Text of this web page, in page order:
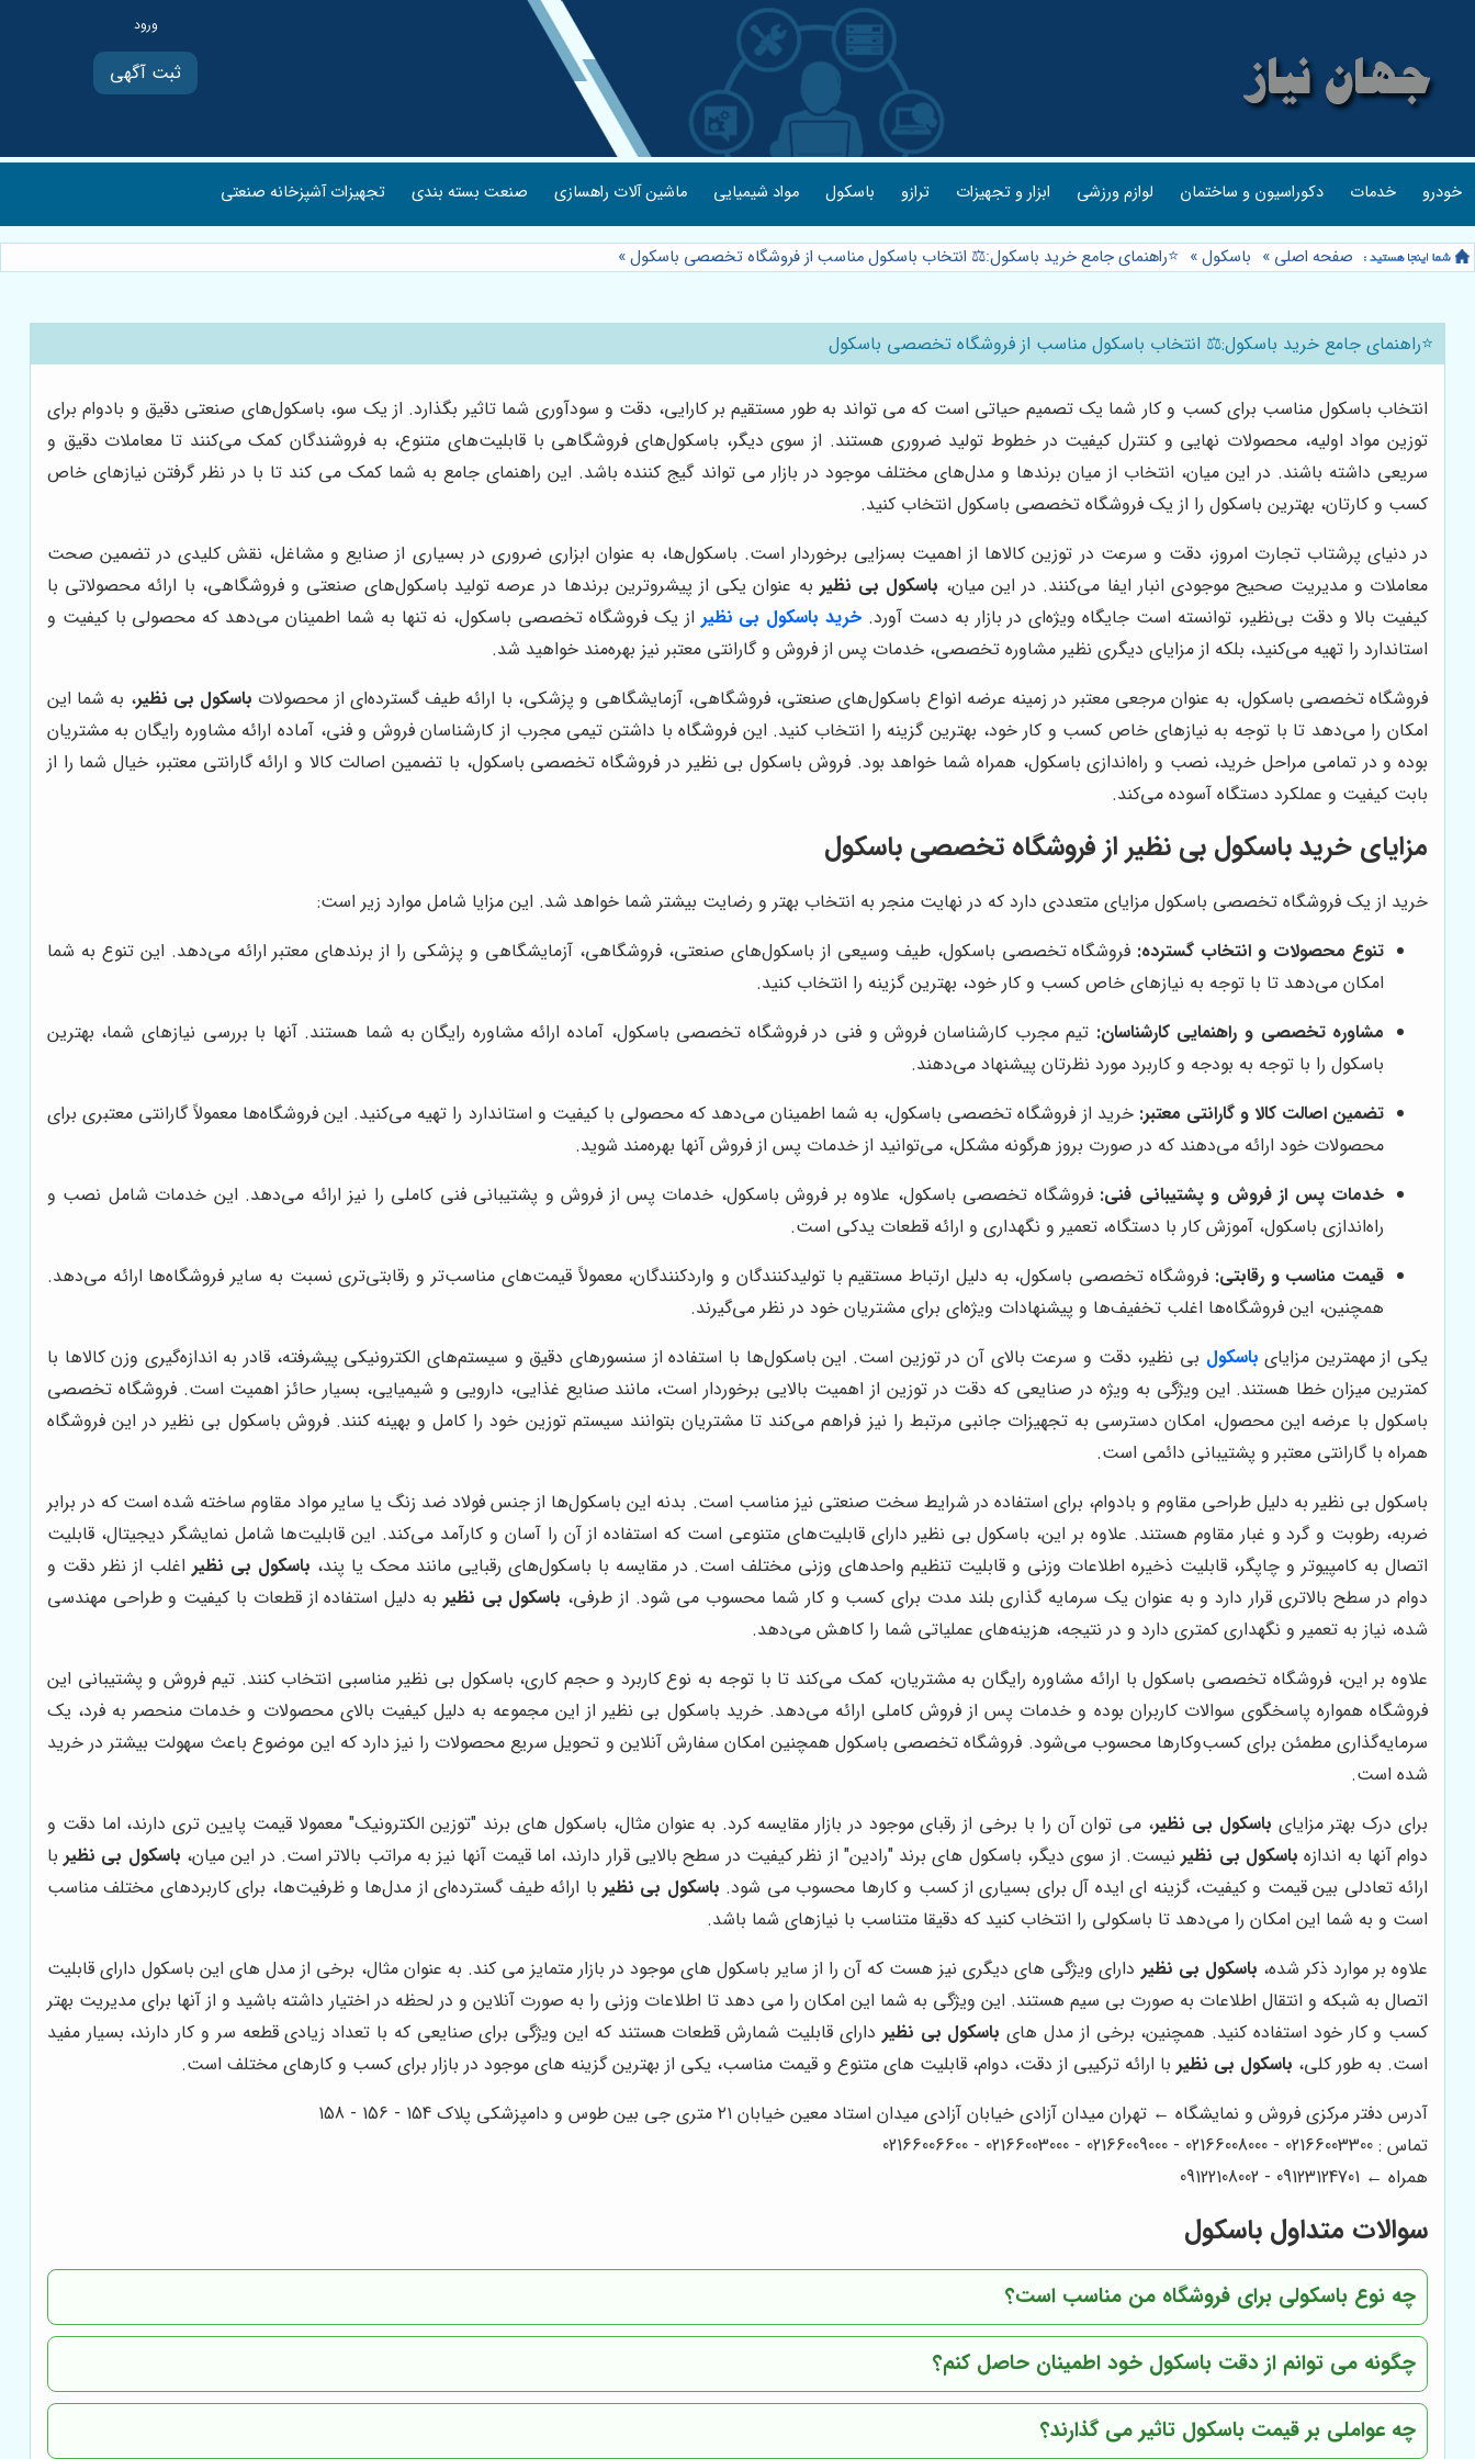
ثبت آگهی
خودرو خدمات دکوراسیون و ساختمان لوازم ورزشی ابزار و تجهیزات ترازو باسکول مواد شیمیایی ماشین آلات راهسازی صنعت بسته بندی تجهیزات آشپزخانه صنعتی
صفحه اصلی » باسکول» ⭐️راهنمای جامع خرید باسکول:⚖️ انتخاب باسکول مناسب از فروشگاه تخصصی باسکول»
⭐️راهنمای جامع خرید باسکول:⚖️ انتخاب باسکول مناسب از فروشگاه تخصصی باسکول
انتخاب باسکول مناسب برای کسب و کار شما یک تصمیم حیاتی است که می تواند به طور مستقیم بر کارایی، دقت و سودآوری شما تاثیر بگذارد. از یک سو، باسکول‌های صنعتی دقیق و بادوام برای
توزین مواد اولیه، محصولات نهایی و کنترل کیفیت در خطوط تولید ضروری هستند. از سوی دیگر، باسکول‌های فروشگاهی با قابلیت‌های متنوع، به فروشندگان کمک می‌کنند تا معاملات دقیق و
سریعی داشته باشند. در این میان، انتخاب از میان برندها و مدل‌های مختلف موجود در بازار می تواند گیج کننده باشد. این راهنمای جامع به شما کمک می کند تا با در نظر گرفتن نیازهای خاص
کسب و کارتان، بهترین باسکول را از یک فروشگاه تخصصی باسکول انتخاب کنید.
در دنیای پرشتاب تجارت امروز، دقت و سرعت در توزین کالاها از اهمیت بسزایی برخوردار است. باسکول‌ها، به عنوان ابزاری ضروری در بسیاری از صنایع و مشاغل، نقش کلیدی در تضمین صحت
معاملات و مدیریت صحیح موجودی انبار ایفا می‌کنند. در این میان، باسکول بی نظیر به عنوان یکی از پیشروترین برندها در عرصه تولید باسکول‌های صنعتی و فروشگاهی، با ارائه محصولاتی با
کیفیت بالا و دقت بی‌نظیر، توانسته است جایگاه ویژه‌ای در بازار به دست آورد. خرید باسکول بی نظیر از یک فروشگاه تخصصی باسکول، نه تنها به شما اطمینان می‌دهد که محصولی با کیفیت و
استاندارد را تهیه می‌کنید، بلکه از مزایای دیگری نظیر مشاوره تخصصی، خدمات پس از فروش و گارانتی معتبر نیز بهره‌مند خواهید شد.
فروشگاه تخصصی باسکول، به عنوان مرجعی معتبر در زمینه عرضه انواع باسکول‌های صنعتی، فروشگاهی، آزمایشگاهی و پزشکی، با ارائه طیف گسترده‌ای از محصولات باسکول بی نظیر، به شما این
امکان را می‌دهد تا با توجه به نیازهای خاص کسب و کار خود، بهترین گزینه را انتخاب کنید. این فروشگاه با داشتن تیمی مجرب از کارشناسان فروش و فنی، آماده ارائه مشاوره رایگان به مشتریان
بوده و در تمامی مراحل خرید، نصب و راه‌اندازی باسکول، همراه شما خواهد بود. فروش باسکول بی نظیر در فروشگاه تخصصی باسکول، با تضمین اصالت کالا و ارائه گارانتی معتبر، خیال شما را از
بابت کیفیت و عملکرد دستگاه آسوده می‌کند.
مزایای خرید باسکول بی نظیر از فروشگاه تخصصی باسکول
خرید از یک فروشگاه تخصصی باسکول مزایای متعددی دارد که در نهایت منجر به انتخاب بهتر و رضایت بیشتر شما خواهد شد. این مزایا شامل موارد زیر است:
تنوع محصولات و انتخاب گسترده: فروشگاه تخصصی باسکول، طیف وسیعی از باسکول‌های صنعتی، فروشگاهی، آزمایشگاهی و پزشکی را از برندهای معتبر ارائه می‌دهد. این تنوع به شما
امکان می‌دهد تا با توجه به نیازهای خاص کسب و کار خود، بهترین گزینه را انتخاب کنید.
مشاوره تخصصی و راهنمایی کارشناسان: تیم مجرب کارشناسان فروش و فنی در فروشگاه تخصصی باسکول، آماده ارائه مشاوره رایگان به شما هستند. آنها با بررسی نیازهای شما، بهترین
باسکول را با توجه به بودجه و کاربرد مورد نظرتان پیشنهاد می‌دهند.
تضمین اصالت کالا و گارانتی معتبر: خرید از فروشگاه تخصصی باسکول، به شما اطمینان می‌دهد که محصولی با کیفیت و استاندارد را تهیه می‌کنید. این فروشگاه‌ها معمولاً گارانتی معتبری برای
محصولات خود ارائه می‌دهند که در صورت بروز هرگونه مشکل، می‌توانید از خدمات پس از فروش آنها بهره‌مند شوید.
خدمات پس از فروش و پشتیبانی فنی: فروشگاه تخصصی باسکول، علاوه بر فروش باسکول، خدمات پس از فروش و پشتیبانی فنی کاملی را نیز ارائه می‌دهد. این خدمات شامل نصب و
راه‌اندازی باسکول، آموزش کار با دستگاه، تعمیر و نگهداری و ارائه قطعات یدکی است.
قیمت مناسب و رقابتی: فروشگاه تخصصی باسکول، به دلیل ارتباط مستقیم با تولیدکنندگان و واردکنندگان، معمولاً قیمت‌های مناسب‌تر و رقابتی‌تری نسبت به سایر فروشگاه‌ها ارائه می‌دهد.
همچنین، این فروشگاه‌ها اغلب تخفیف‌ها و پیشنهادات ویژه‌ای برای مشتریان خود در نظر می‌گیرند.
یکی از مهمترین مزایای باسکول بی نظیر، دقت و سرعت بالای آن در توزین است. این باسکول‌ها با استفاده از سنسورهای دقیق و سیستم‌های الکترونیکی پیشرفته، قادر به اندازه‌گیری وزن کالاها با
کمترین میزان خطا هستند. این ویژگی به ویژه در صنایعی که دقت در توزین از اهمیت بالایی برخوردار است، مانند صنایع غذایی، دارویی و شیمیایی، بسیار حائز اهمیت است. فروشگاه تخصصی
باسکول با عرضه این محصول، امکان دسترسی به تجهیزات جانبی مرتبط را نیز فراهم می‌کند تا مشتریان بتوانند سیستم توزین خود را کامل و بهینه کنند. فروش باسکول بی نظیر در این فروشگاه
همراه با گارانتی معتبر و پشتیبانی دائمی است.
باسکول بی نظیر به دلیل طراحی مقاوم و بادوام، برای استفاده در شرایط سخت صنعتی نیز مناسب است. بدنه این باسکول‌ها از جنس فولاد ضد زنگ یا سایر مواد مقاوم ساخته شده است که در برابر
ضربه، رطوبت و گرد و غبار مقاوم هستند. علاوه بر این، باسکول بی نظیر دارای قابلیت‌های متنوعی است که استفاده از آن را آسان و کارآمد می‌کند. این قابلیت‌ها شامل نمایشگر دیجیتال، قابلیت
اتصال به کامپیوتر و چاپگر، قابلیت ذخیره اطلاعات وزنی و قابلیت تنظیم واحدهای وزنی مختلف است. در مقایسه با باسکول‌های رقبایی مانند محک یا پند، باسکول بی نظیر اغلب از نظر دقت و
دوام در سطح بالاتری قرار دارد و به عنوان یک سرمایه گذاری بلند مدت برای کسب و کار شما محسوب می شود. از طرفی، باسکول بی نظیر به دلیل استفاده از قطعات با کیفیت و طراحی مهندسی
شده، نیاز به تعمیر و نگهداری کمتری دارد و در نتیجه، هزینه‌های عملیاتی شما را کاهش می‌دهد.
علاوه بر این، فروشگاه تخصصی باسکول با ارائه مشاوره رایگان به مشتریان، کمک می‌کند تا با توجه به نوع کاربرد و حجم کاری، باسکول بی نظیر مناسبی انتخاب کنند. تیم فروش و پشتیبانی این
فروشگاه همواره پاسخگوی سوالات کاربران بوده و خدمات پس از فروش کاملی ارائه می‌دهد. خرید باسکول بی نظیر از این مجموعه به دلیل کیفیت بالای محصولات و خدمات منحصر به فرد، یک
سرمایه‌گذاری مطمئن برای کسب‌وکارها محسوب می‌شود. فروشگاه تخصصی باسکول همچنین امکان سفارش آنلاین و تحویل سریع محصولات را نیز دارد که این موضوع باعث سهولت بیشتر در خرید
شده است.
برای درک بهتر مزایای باسکول بی نظیر، می توان آن را با برخی از رقبای موجود در بازار مقایسه کرد. به عنوان مثال، باسکول های برند "توزین الکترونیک" معمولا قیمت پایین تری دارند، اما دقت و
دوام آنها به اندازه باسکول بی نظیر نیست. از سوی دیگر، باسکول های برند "رادین" از نظر کیفیت در سطح بالایی قرار دارند، اما قیمت آنها نیز به مراتب بالاتر است. در این میان، باسکول بی نظیر با
ارائه تعادلی بین قیمت و کیفیت، گزینه ای ایده آل برای بسیاری از کسب و کارها محسوب می شود. باسکول بی نظیر با ارائه طیف گسترده‌ای از مدل‌ها و ظرفیت‌ها، برای کاربردهای مختلف مناسب
است و به شما این امکان را می‌دهد تا باسکولی را انتخاب کنید که دقیقا متناسب با نیازهای شما باشد.
علاوه بر موارد ذکر شده، باسکول بی نظیر دارای ویژگی های دیگری نیز هست که آن را از سایر باسکول های موجود در بازار متمایز می کند. به عنوان مثال، برخی از مدل های این باسکول دارای قابلیت
اتصال به شبکه و انتقال اطلاعات به صورت بی سیم هستند. این ویژگی به شما این امکان را می دهد تا اطلاعات وزنی را به صورت آنلاین و در لحظه در اختیار داشته باشید و از آنها برای مدیریت بهتر
کسب و کار خود استفاده کنید. همچنین، برخی از مدل های باسکول بی نظیر دارای قابلیت شمارش قطعات هستند که این ویژگی برای صنایعی که با تعداد زیادی قطعه سر و کار دارند، بسیار مفید
است. به طور کلی، باسکول بی نظیر با ارائه ترکیبی از دقت، دوام، قابلیت های متنوع و قیمت مناسب، یکی از بهترین گزینه های موجود در بازار برای کسب و کارهای مختلف است.
آدرس دفتر مرکزی فروش و نمایشگاه ← تهران میدان آزادی خیابان آزادی میدان استاد معین خیابان ۲۱ متری جی بین طوس و دامپزشکی پلاک 154 - 156 - 158
تماس : 02166003300 - 02166008000 - 02166009000 - 02166003000 - 02166006600
همراه ← 09123124701 - 09122108002
سوالات متداول باسکول
چه نوع باسکولی برای فروشگاه من مناسب است؟
چگونه می توانم از دقت باسکول خود اطمینان حاصل کنم؟
چه عواملی بر قیمت باسکول تاثیر می گذارند؟